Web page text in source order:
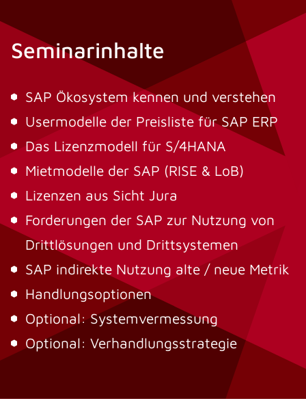
Seminarinhalte
SAP Ökosystem kennen und verstehen
Usermodelle der Preisliste für SAP ERP
Das Lizenzmodell für S/4HANA
Mietmodelle der SAP (RISE & LoB)
Lizenzen aus Sicht Jura
Forderungen der SAP zur Nutzung von
Drittlösungen und Drittsystemen
SAP indirekte Nutzung alte / neue Metrik
Handlungsoptionen
Optional: Systemvermessung
Optional: Verhandlungsstrategie